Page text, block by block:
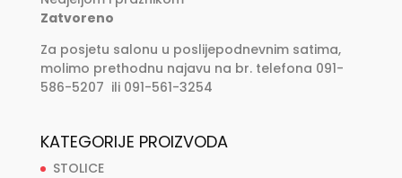
Zatvoreno
Za posjetu salonu u poslijepodnevnim satima,
molimo prethodnu najavu na br. telefona 091-
586-5207 ili 091-561-3254
KATEGORIJE PROIZVODA
STOLICE